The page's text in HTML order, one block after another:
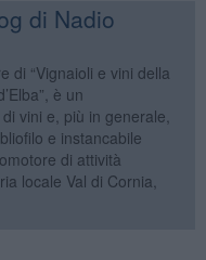
di Nadio
di “Vignaioli e vini della
è un
vini e, più in generale,
e instancabile
di attività
locale Val di Cornia,